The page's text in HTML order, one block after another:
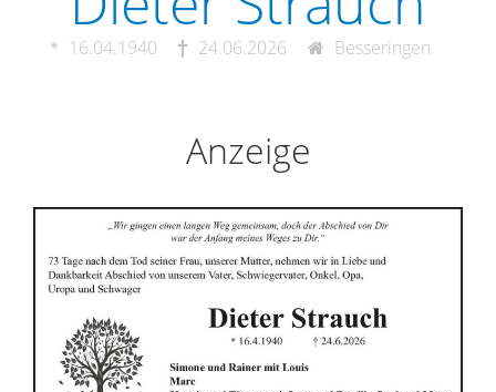
16.04.1940 24.06.2026 Besseringen
Anzeige